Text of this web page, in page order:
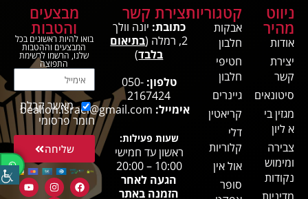
ניווט
מהיר
אודות
יצירת
קשר
סיטונאים
מגזין בי
א ליון
צבירה
ומימוש
נקודות
קטגוריות
אבקות
חלבון
חטיפי
חלבון
גיינרים
קריאטין
דלי
קלוריות
אול אין
סופר
יצירת קשר
כתובת: יונה וולך
2, רמלה (
בתיאום
בלבד)
טלפון: 050-
2167424
אימייל: bealion.israel@gmail.com
שעות פעילות:
ראשון עד חמישי
10:00 – 20:00
הגעה לאחר
הזמנה באתר
מבצעים
והטבות
בואו להיות ראשונים בכל
המבצעים וההטבות
שלנו, הרשמו לרשימת
התפוצה
מאשר קבלת
חומר פרסומי
שליחה